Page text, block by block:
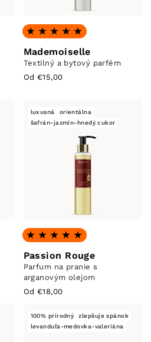
Hodnotenie: 4.88 z 5
Mademoiselle
Textilný a bytový parfém
Od €15,00
luxusná
orientálna
šafrán-jazmín-hnedý cukor
Hodnotenie: 4.87 z 5
Passion Rouge
Parfum na pranie s
arganovým olejom
Od €18,00
100% prírodný
zlepšuje spánok
levanduľa-medovka-valeriána